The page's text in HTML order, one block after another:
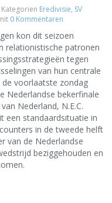
Eredivisie, SV
0 Kommentaren
kon dit seizoen
relationistische patronen
tegen
van hun centrale
voorlaatste zondag
Nederlandse bekerfinale
Nederland, N.E.C.
een standaardsituatie in
in de tweede helft
van de Nederlandse
beziggehouden en